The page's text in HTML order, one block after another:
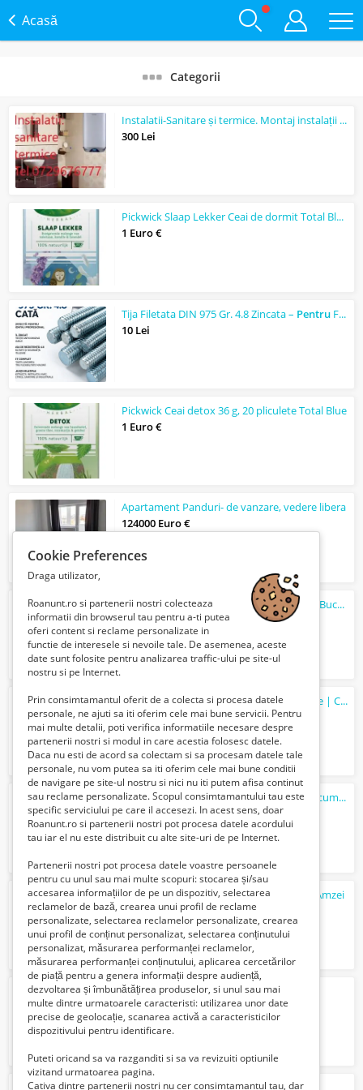
Acasă
Categorii
Instalatii-Sanitare și termice. Montaj instalații și componente noi,nu reparații
300 Lei
Pickwick Slaap Lekker Ceai de dormit Total Blue
1 Euro €
Tija Filetata DIN 975 Gr. 4.8 Zincata – Pentru Fixare si Montaj
10 Lei
Pickwick Ceai detox 36 g, 20 pliculete Total Blue
1 Euro €
Apartament Panduri- de vanzare, vedere libera
124000 Euro €
2 Apartamente in vila interbelica, central, Bucuresti
220000 Euro €
Best price! Ap 3 cam, 2 bai, balcon, parcare | Cortina 126 - Pipera
311000 Euro €
Casa individuala Peris-Ilfov, 0% comision cumparator
128000 Euro €
Apartament 3 camere,ultracentral, zona Amzei
100000 Euro €
Curs Auditor intern
1200 Lei
Cookie Preferences
Draga utilizator,
Roanunt.ro si partenerii nostri colecteaza
informatii din browserul tau pentru a-ti putea
oferi content si reclame personalizate in
functie de interesele si nevoile tale. De asemenea, aceste
date sunt folosite pentru analizarea traffic-ului pe site-ul
nostru si pe Internet.
Prin consimtamantul oferit de a colecta si procesa datele
personale, ne ajuti sa iti oferim cele mai bune servicii. Pentru
mai multe detalii, poti verifica informatiile necesare despre
partenerii nostri si modul in care acestia folosesc datele.
Daca nu esti de acord sa colectam si sa procesam datele tale
personale, nu vom putea sa iti oferim cele mai bune conditii
de navigare pe site-ul nostru si nici nu iti putem afisa continut
sau reclame personalizate. Scopul consimtamantului tau este
specific serviciului pe care il accesezi. In acest sens, doar
Roanunt.ro si partenerii nostri pot procesa datele acordului
tau iar el nu este distribuit cu alte site-uri de pe Internet.
Partenerii nostri pot procesa datele voastre persoanele
pentru cu unul sau mai multe scopuri: stocarea și/sau
accesarea informațiilor de pe un dispozitiv, selectarea
reclamelor de bază, crearea unui profil de reclame
personalizate, selectarea reclamelor personalizate, crearea
unui profil de conținut personalizat, selectarea conținutului
personalizat, măsurarea performanței reclamelor,
măsurarea performanței conținutului, aplicarea cercetărilor
de piață pentru a genera informații despre audiență,
dezvoltarea și îmbunătățirea produselor, si unul sau mai
multe dintre urmatoarele caracteristi: utilizarea unor date
precise de geolocație, scanarea activă a caracteristicilor
dispozitivului pentru identificare.
Puteti oricand sa va razganditi si sa va revizuiti optiunile
vizitand urmatoarea pagina.
Cativa dintre partenerii nostri nu cer consimtamantul tau, dar